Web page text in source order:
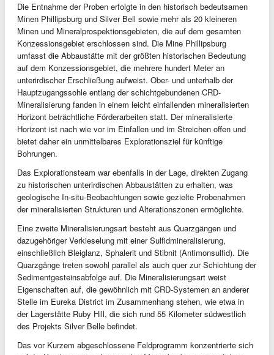
Die Entnahme der Proben erfolgte in den historisch bedeutsamen
Minen Phillipsburg und Silver Bell sowie mehr als 20 kleineren
Minen und Mineralprospektionsgebieten, die auf dem gesamten
Konzessionsgebiet erschlossen sind. Die Mine Phillipsburg
umfasst die Abbaustätte mit der größten historischen Bedeutung
auf dem Konzessionsgebiet, die mehrere hundert Meter an
unterirdischer Erschließung aufweist. Ober- und unterhalb der
Hauptzugangssohle entlang der schichtgebundenen CRD-
Mineralisierung fanden in einem leicht einfallenden mineralisierten
Horizont beträchtliche Förderarbeiten statt. Der mineralisierte
Horizont ist nach wie vor im Einfallen und im Streichen offen und
bietet daher ein unmittelbares Explorationsziel für künftige
Bohrungen.
Das Explorationsteam war ebenfalls in der Lage, direkten Zugang
zu historischen unterirdischen Abbaustätten zu erhalten, was
geologische In-situ-Beobachtungen sowie gezielte Probenahmen
der mineralisierten Strukturen und Alterationszonen ermöglichte.
Eine zweite Mineralisierungsart besteht aus Quarzgängen und
dazugehöriger Verkieselung mit einer Sulfidmineralisierung,
einschließlich Bleiglanz, Sphalerit und Stibnit (Antimonsulfid). Die
Quarzgänge treten sowohl parallel als auch quer zur Schichtung der
Sedimentgesteinsabfolge auf. Die Mineralisierungsart weist
Eigenschaften auf, die gewöhnlich mit CRD-Systemen an anderer
Stelle im Eureka District im Zusammenhang stehen, wie etwa in
der Lagerstätte Ruby Hill, die sich rund 55 Kilometer südwestlich
des Projekts Silver Belle befindet.
Das vor Kurzem abgeschlossene Feldprogramm konzentrierte sich